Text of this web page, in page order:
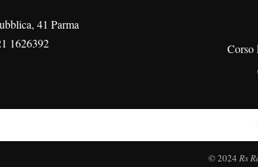
41 Parma
1626392
Corso
© 2024 Rs